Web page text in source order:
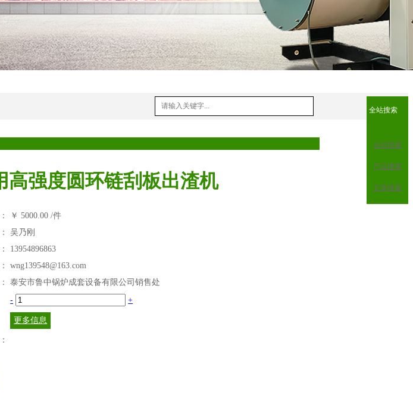
全站搜索
全站搜索
产品搜索
文章搜索
高强度圆环链刮板出渣机
￥5000.00/件
吴乃刚
13954896863
wng139548@163.com
泰安市鲁中锅炉成套设备有限公司销售处
-
+
更多信息